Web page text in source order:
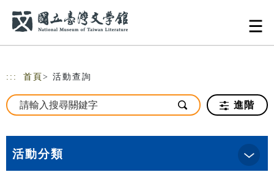
::: 首頁 > 活動查詢
進階
活動分類